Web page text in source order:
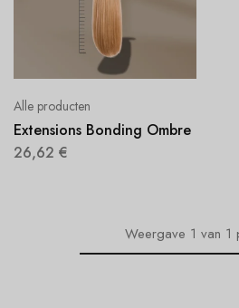
Alle producten
Extensions Bonding Ombre
26,62 €
Weergave 1 van 1